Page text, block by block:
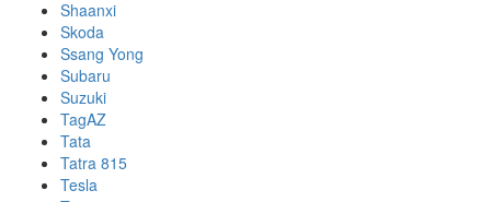
Shaanxi
Skoda
Ssang Yong
Subaru
Suzuki
TagAZ
Tata
Tatra 815
Tesla